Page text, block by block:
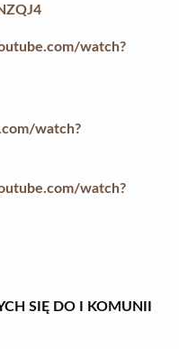
watch?
watch?
watch?
SIĘ DO I KOMUNII